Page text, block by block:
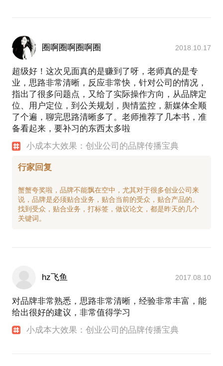
圈啊圈啊圈啊圈 2018.10.17
超级好！这次见面真的是赚到了呀，老师真的是专
业，思路非常清晰，反应非常快，针对公司的情况，
指出了很多问题点，又给了实际操作方向，从品牌定
位、用户定位，到公关规划，舆情监控，新媒体全顺
了个遍，聊完思路清晰多了。老师推荐了几本书，准
备看起来，要补习的东西太多啦
小成本大效果：创业公司的品牌传播宝典
行家回复
蟹蟹夸奖啦，品牌不能飘在空中，尤其对于很多创业公司来
说，品牌是必须贴合业务，贴合当前的受众，贴合产品的。
找到受众，贴合业务，打标签，做议论文，都是昨天的几个
hz飞鱼 2017.08.10
对品牌非常熟悉，思路非常清晰，经验非常丰富，能
给出很好的建议，非常值得学习
小成本大效果：创业公司的品牌传播宝典